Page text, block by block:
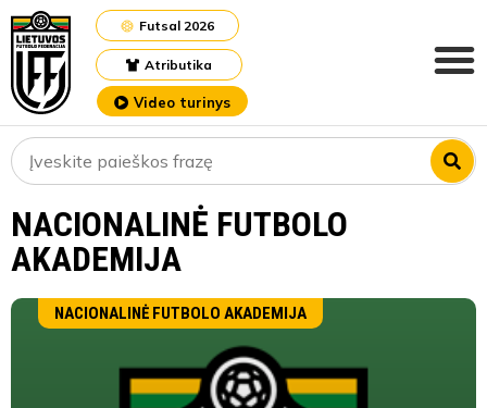
Atributika
Futsal 2026
Video turinys
NACIONALINĖ FUTBOLO
AKADEMIJA
NACIONALINĖ FUTBOLO AKADEMIJA